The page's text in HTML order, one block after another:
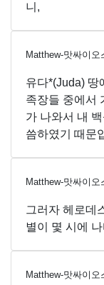
니,
Matthew-맛싸이오
유다*(Juda) 땅
족장들 중에서
가 나와서 내
씀하였기 때문
Matthew-맛싸이오
그러자 헤로데
별이 몇 시에
Matthew-맛싸이오